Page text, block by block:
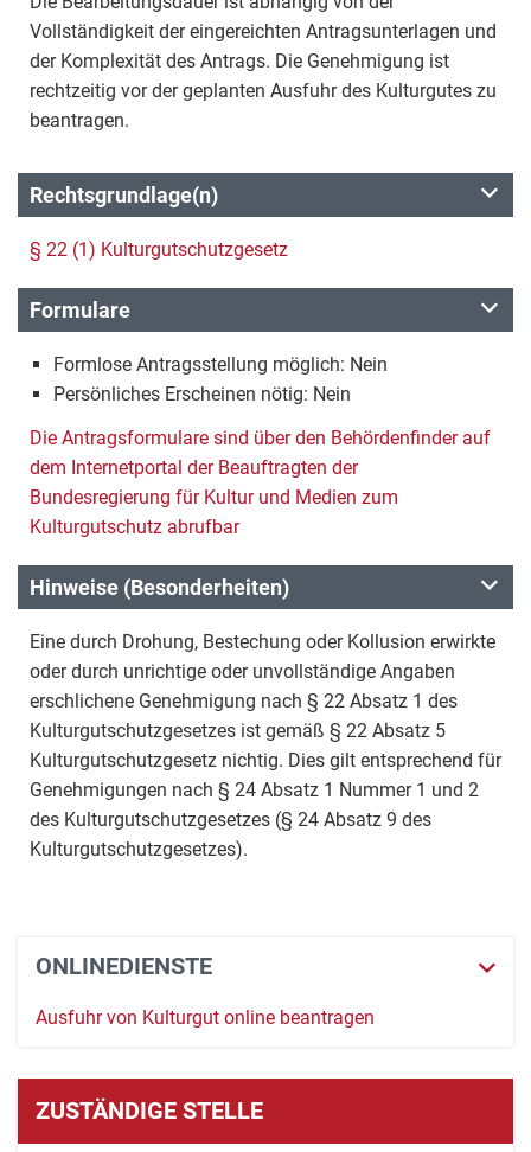
Vollständigkeit der eingereichten Antragsunterlagen und
der Komplexität des Antrags. Die Genehmigung ist
rechtzeitig vor der geplanten Ausfuhr des Kulturgutes zu
beantragen.
Rechtsgrundlage(n)
§ 22 (1) Kulturgutschutzgesetz
Formulare
Formlose Antragsstellung möglich: Nein
Persönliches Erscheinen nötig: Nein
Die Antragsformulare sind über den Behördenfinder auf
dem Internetportal der Beauftragten der
Bundesregierung für Kultur und Medien zum
Kulturgutschutz abrufbar
Hinweise (Besonderheiten)
Eine durch Drohung, Bestechung oder Kollusion erwirkte
oder durch unrichtige oder unvollständige Angaben
erschlichene Genehmigung nach § 22 Absatz 1 des
Kulturgutschutzgesetzes ist gemäß § 22 Absatz 5
Kulturgutschutzgesetz nichtig. Dies gilt entsprechend für
Genehmigungen nach § 24 Absatz 1 Nummer 1 und 2
des Kulturgutschutzgesetzes (§ 24 Absatz 9 des
Kulturgutschutzgesetzes).
ONLINEDIENSTE
Ausfuhr von Kulturgut online beantragen
ZUSTÄNDIGE STELLE